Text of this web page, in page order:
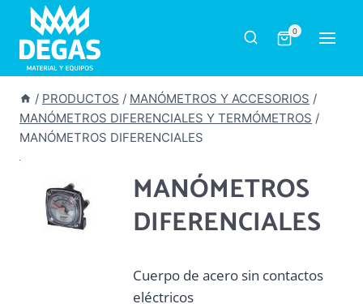
Saltar
contenido
0
/ PRODUCTOS / MANÓMETROS Y ACCESORIOS /
MANÓMETROS DIFERENCIALES Y TERMÓMETROS /
MANÓMETROS DIFERENCIALES
MANÓMETROS
DIFERENCIALES
Cuerpo de acero sin contactos
eléctricos